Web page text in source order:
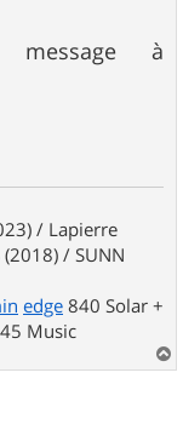
message à
/ Lapierre
(2018) / SUNN
edge 840 Solar +
Music
a